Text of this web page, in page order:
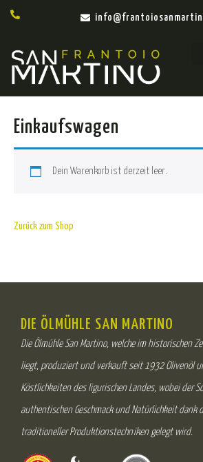
Einkaufswagen
Dein Warenkorb ist derzeit leer.
Zurück zum Shop
DIE ÖLMÜHLE SAN MARTINO
Die Ölmühle San Martino, welche im historischen
liegt, produziert und verkauft seit 1932 Olivenöl
Köstlichkeiten des ligurischen Landes, wobei der
authentischen Geschmack und Natürlichkeit dank
traditioneller Produktionstechniken gelegt wird.